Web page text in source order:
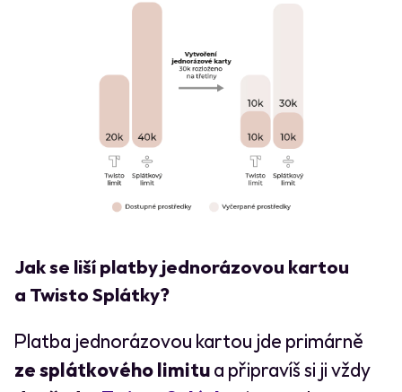
Jak se liší platby jednorázovou kartou
a Twisto Splátky?
Platba jednorázovou kartou jde primárně
ze splátkového limitua připravíš si ji vždy